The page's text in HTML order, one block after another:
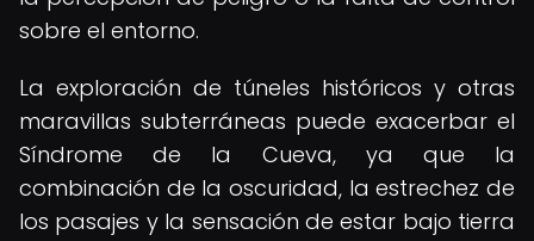
sobre el entorno.
La exploración de túneles históricos y otras
maravillas subterráneas puede exacerbar el
Síndrome de la Cueva, ya que la
combinación de la oscuridad, la estrechez de
los pasajes y la sensación de estar bajo tierra